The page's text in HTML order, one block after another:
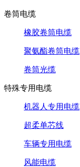
卷筒电缆
橡胶卷筒电缆
聚氨酯卷筒电缆
卷筒光缆
特殊专用电缆
机器人专用电缆
超柔单芯线
车辆专用电缆
风能电缆